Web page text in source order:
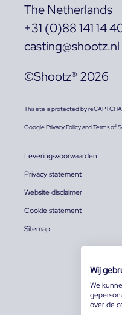
The Netherlands
+31 (0)88 141 14
casting@shootz.nl
©Shootz® 2026
This site is protected by
GooglePrivacy PolicyandTerms of
Leveringsvoorwaarden
Privacy statement
Website disclaimer
Cookie statement
Sitemap
Wij
We
over de